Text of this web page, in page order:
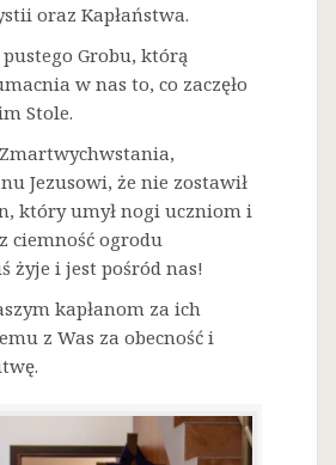
oraz Kapłaństwa.
Grobu, którą
w nas to, co zaczęło
Stole.
Jezusowi, że nie zostawił
który umył nogi uczniom i
ciemność ogrodu
żyje i jest pośród nas!
kapłanom za ich
z Was za obecność i